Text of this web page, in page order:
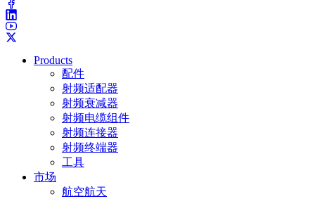
Products
配件
射频适配器
射频衰减器
射频电缆组件
射频连接器
射频终端器
工具
市场
航空航天